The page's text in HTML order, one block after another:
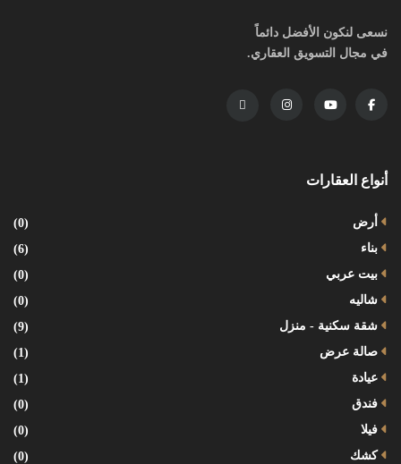
نسعى لنكون الأفضل دائماً
في مجال التسويق العقاري.
أنواع العقارات
أرض
(0)
بناء
(6)
بيت عربي
(0)
شاليه
(0)
شقة سكنية - منزل
(9)
صالة عرض
(1)
عيادة
(1)
فندق
(0)
فيلا
(0)
كشك
(0)